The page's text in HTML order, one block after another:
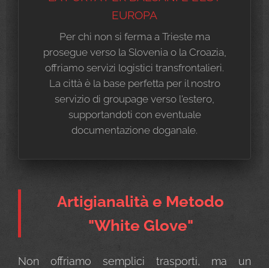
EUROPA
Per chi non si ferma a Trieste ma
prosegue verso la Slovenia o la Croazia,
offriamo servizi logistici transfrontalieri.
La città è la base perfetta per il nostro
servizio di groupage verso l'estero,
supportandoti con eventuale
documentazione doganale.
Artigianalità e Metodo
"White Glove"
Non offriamo semplici trasporti, ma un